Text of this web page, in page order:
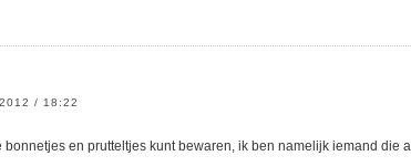
/ 18:22
bonnetjes en prutteltjes kunt bewaren, ik ben namelijk iemand die